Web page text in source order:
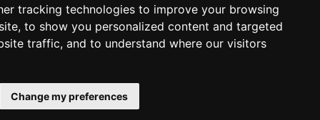
tracking technologies to improve your browsing
to show you personalized content and targeted
traffic, and to understand where our visitors
Change my preferences